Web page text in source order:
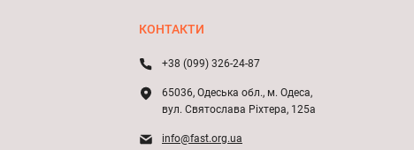
КОНТАКТИ
+38 (099) 326-24-87
65036, Одеська обл., м. Одеса,
вул. Святослава Ріхтера, 125а
info@fast.org.ua